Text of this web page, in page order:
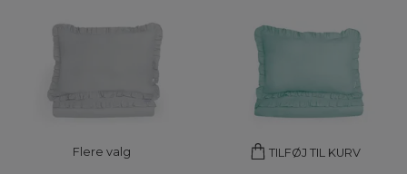
Flere valg TILFØJ TIL KURV